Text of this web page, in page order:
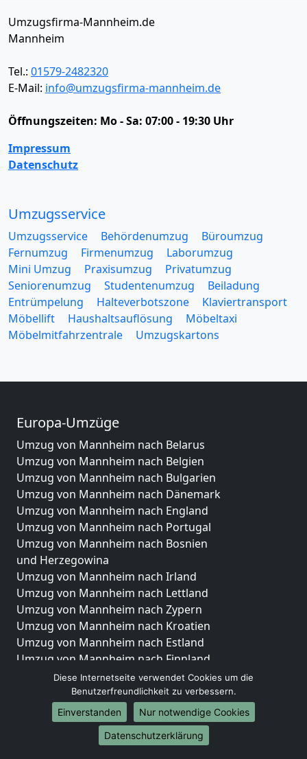
Umzugsfirma-Mannheim.de
Mannheim
Tel.: 01579-2482320
E-Mail: info@umzugsfirma-mannheim.de
Öffnungszeiten: Mo - Sa: 07:00 - 19:30 Uhr
Impressum
Datenschutz
Umzugsservice
Umzugsservice Behördenumzug
Büroumzug
Fernumzug
Firmenumzug
Laborumzug
Mini Umzug
Praxisumzug
Privatumzug
Seniorenumzug
Studentenumzug
Beiladung
Entrümpelung
Halteverbotszone
Klaviertransport
Möbellift
Haushaltsauflösung
Möbeltaxi
Möbelmitfahrzentrale
Umzugskartons
Europa-Umzüge
Umzug von Mannheim nach Belarus
Umzug von Mannheim nach Belgien
Umzug von Mannheim nach Bulgarien
Umzug von Mannheim nach Dänemark
Umzug von Mannheim nach England
Umzug von Mannheim nach Portugal
Umzug von Mannheim nach Bosnien
und Herzegowina
Umzug von Mannheim nach Irland
Umzug von Mannheim nach Lettland
Umzug von Mannheim nach Zypern
Umzug von Mannheim nach Kroatien
Umzug von Mannheim nach Estland
Umzug von Mannheim nach Finnland
Umzug von Mannheim nach Frankreich
Umzug von Mannheim nach Griechenland
Umzug von Mannheim nach Italien
Umzug von Mannheim nach Liechtenstein
Umzug von Mannheim nach Luxemburg
Diese Internetseite verwendet Cookies um die
Benutzerfreundlichkeit zu verbessern.
Einverstanden
Nur notwendige Cookies
Datenschutzerklärung